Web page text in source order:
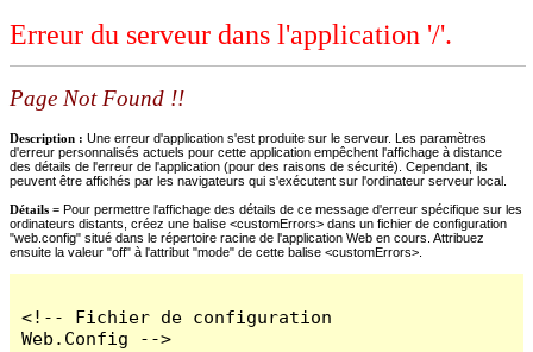
Erreur du serveur dans l'application '/'.
Page Not Found !!
Description : Une erreur d'application s'est produite sur le serveur. Les paramètres
d'erreur personnalisés actuels pour cette application empêchent l'affichage à distance
des détails de l'erreur de l'application (pour des raisons de sécurité). Cependant, ils
peuvent être affichés par les navigateurs qui s'exécutent sur l'ordinateur serveur local.
Détails = Pour permettre l'affichage des détails de ce message d'erreur spécifique sur les
ordinateurs distants, créez une balise <customErrors> dans un fichier de configuration
"web.config" situé dans le répertoire racine de l'application Web en cours. Attribuez
ensuite la valeur "off" à l'attribut "mode" de cette balise <customErrors>.
<!-- Fichier de configuration
Web.Config -->